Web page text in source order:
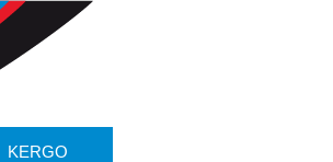
KERGO